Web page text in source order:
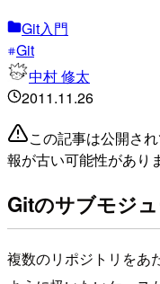
Git入門
Git
中村 修太
2011.11.26
この記事は公開さ
報が古い可能性があり
Gitのサブモジ
複数のリポジトリをあ